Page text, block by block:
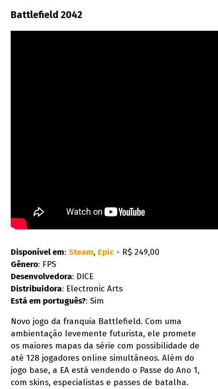
Battlefield 2042
Disponível em:Steam, Epic - R$ 249,00
Gênero: FPS
Desenvolvedora: DICE
Distribuidora: Electronic Arts
Está em português?: Sim
Novo jogo da franquia Battlefield. Com uma
ambientação levemente futurista, ele promete
os maiores mapas da série com possibilidade de
até 128 jogadores online simultâneos. Além do
jogo base, a EA está vendendo o Passe do Ano 1,
com skins, especialistas e passes de batalha.